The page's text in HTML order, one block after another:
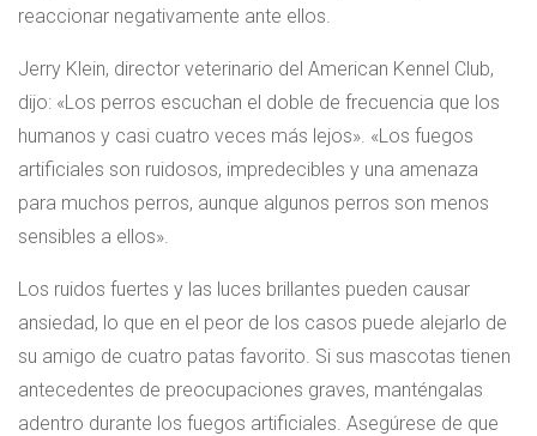
reaccionar negativamente ante ellos.
Jerry Klein, director veterinario del American Kennel Club,
dijo: «Los perros escuchan el doble de frecuencia que los
humanos y casi cuatro veces más lejos». «Los fuegos
artificiales son ruidosos, impredecibles y una amenaza
para muchos perros, aunque algunos perros son menos
sensibles a ellos».
Los ruidos fuertes y las luces brillantes pueden causar
ansiedad, lo que en el peor de los casos puede alejarlo de
su amigo de cuatro patas favorito. Si sus mascotas tienen
antecedentes de preocupaciones graves, manténgalas
adentro durante los fuegos artificiales. Asegúrese de que